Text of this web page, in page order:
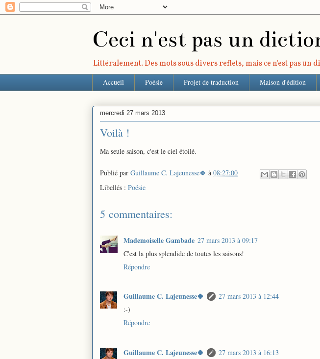
Ceci n'est pas un
Littéralement. Des mots sous divers reflets, mais ce n'est pas un
Accueil Poésie Projet de traduction Maison d'édition
mercredi 27 mars 2013
Voilà !
Ma seule saison, c'est le ciel étoilé.
Publié par Guillaume C. Lajeunesse🍀 à 08:27:00
Libellés : Poésie
5 commentaires:
Mademoiselle Gambade 27 mars 2013 à 09:17
C'est la plus splendide de toutes les saisons!
Répondre
Guillaume C. Lajeunesse🍀
27 mars 2013 à 12:44
:-)
Répondre
Guillaume C. Lajeunesse🍀
27 mars 2013 à 16:13